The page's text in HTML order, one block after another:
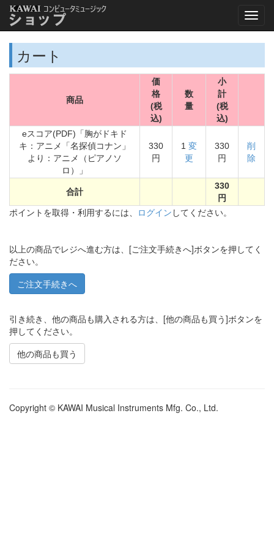
カート
商品
価
格
(税
込)
数
量
小
計
(税
込)
eスコア(PDF)「胸がドキド
キ：アニメ「名探偵コナン」
より：アニメ（ピアノソ
ロ）」
330
円
1 変
更
330
円
削
除
合計
330
円
ポイントを取得・利用するには、 ログイン してください。
以上の商品でレジへ進む方は、[ご注文手続きへ]ボタンを押してく
ださい。
引き続き、他の商品も購入される方は、[他の商品も買う]ボタンを
押してください。
他の商品も買う
Copyright © KAWAI Musical Instruments Mfg. Co., Ltd.